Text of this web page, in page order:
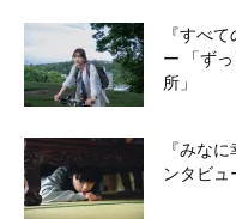
『すべ
ー 「ず
所」
『みな
ンタビュ